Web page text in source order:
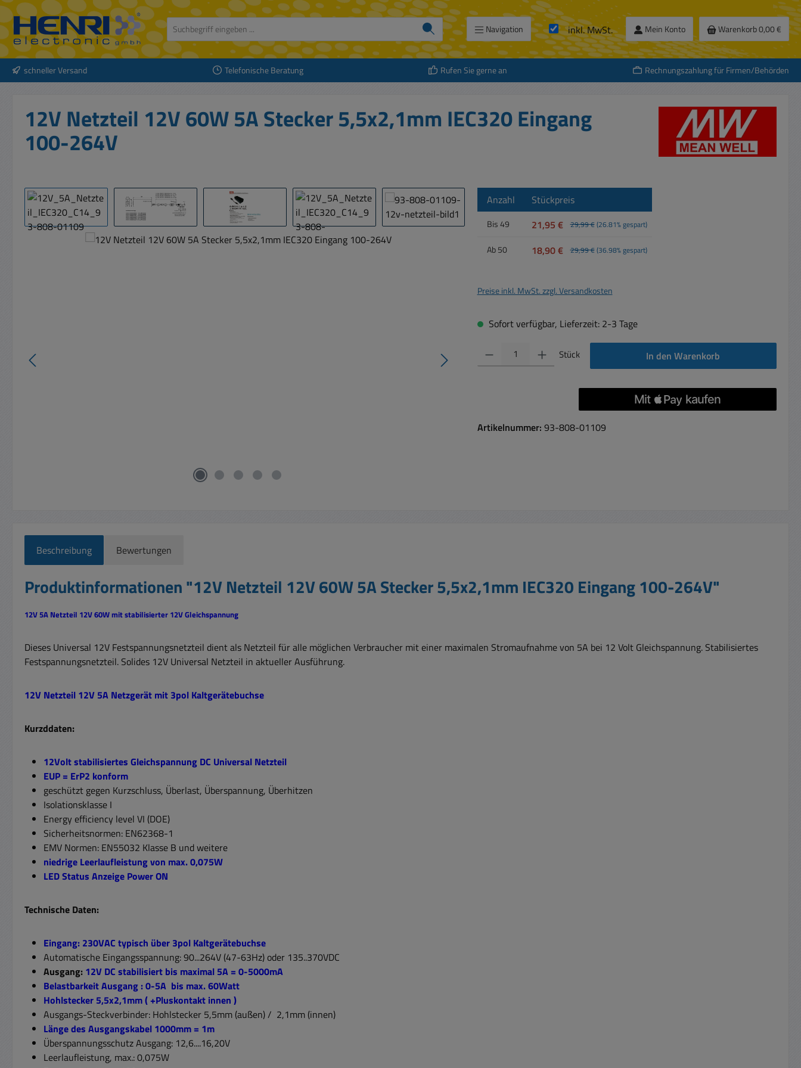
Hauptinhalt springen
Zur Suche springen
Zur Hauptnavigation springen
Navigation inkl. MwSt. Mein Konto Warenkorb0,00 €
schneller Versand Telefonische Beratung Rufen Sie gerne an Rechnungszahlung für Firmen/Behörden
12V Netzteil 12V 60W 5A Stecker 5,5x2,1mm IEC320 Eingang
100-264V
Bildergalerie überspringen Anzahl Stückpreis
Bis49 21,95 € 29,99 €(26.81% gespart)
Ab50 18,90 € 29,99 €(36.98% gespart)
Preise inkl. MwSt. zzgl. Versandkosten
Sofort verfügbar, Lieferzeit: 2-3 Tage
Produkt Anzahl: Gib den gewünschten Wert ein oder benutze die Schaltflächen um die
Stück In den Warenkorb
Artikelnummer: 93-808-01109
Beschreibung Bewertungen
Produktinformationen "12V Netzteil 12V 60W 5A Stecker 5,5x2,1mm IEC320 Eingang 100-264V"
12V 5A Netzteil 12V 60W mit stabilisierter 12V Gleichspannung
Dieses Universal 12V Festspannungsnetzteil dient als Netzteil für alle möglichen Verbraucher mit einer maximalen Stromaufnahme von 5A bei 12 Volt Gleichspannung. Stabilisiertes
Festspannungsnetzteil. Solides 12V Universal Netzteil in aktueller Ausführung.
12V Netzteil 12V 5A Netzgerät mit 3pol Kaltgerätebuchse
Kurzddaten:
12Volt stabilisiertes Gleichspannung DC Universal Netzteil
EUP = ErP2 konform
geschützt gegen Kurzschluss, Überlast, Überspannung, Überhitzen
Isolationsklasse I
Energy efficiency level VI (DOE)
Sicherheitsnormen: EN62368-1
EMV Normen: EN55032 Klasse B und weitere
niedrige Leerlaufleistung von max. 0,075W
LED Status Anzeige Power ON
Technische Daten:
Eingang: 230VAC typisch über 3pol Kaltgerätebuchse
Automatische Eingangsspannung: 90...264V (47-63Hz) oder 135..370VDC
Ausgang: 12V DC stabilisiert bis maximal 5A = 0-5000mA
Belastbarkeit Ausgang : 0-5A bis max. 60Watt
Hohlstecker 5,5x2,1mm ( +Pluskontakt innen )
Ausgangs-Steckverbinder: Hohlstecker 5,5mm (außen) / 2,1mm (innen)
Länge des Ausgangskabel 1000mm = 1m
Überspannungsschutz Ausgang: 12,6....16,20V
Leerlaufleistung, max.: 0,075W